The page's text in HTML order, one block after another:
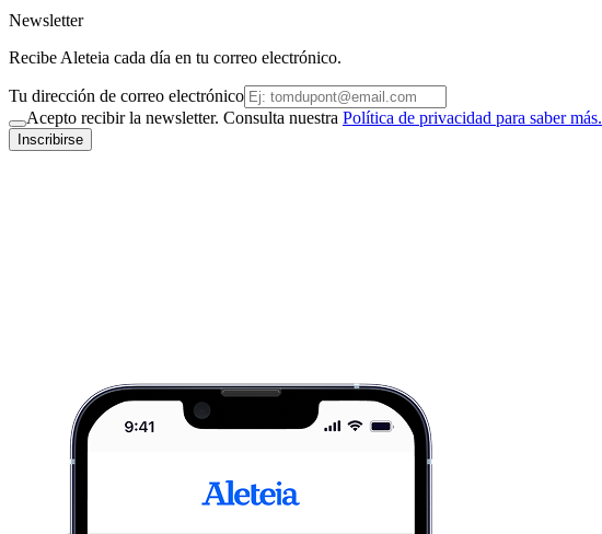
Newsletter
Recibe Aleteia cada día en tu correo electrónico.
Tu dirección de correo electrónico
Acepto recibir la newsletter. Consulta nuestra Política de privacidad para saber más.
Inscribirse